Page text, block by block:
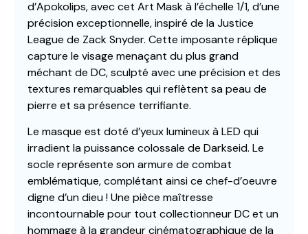
d’Apokolips, avec cet Art Mask à l’échelle 1/1, d’une
précision exceptionnelle, inspiré de la Justice
League de Zack Snyder. Cette imposante réplique
capture le visage menaçant du plus grand
méchant de DC, sculpté avec une précision et des
textures remarquables qui reflètent sa peau de
pierre et sa présence terrifiante.
Le masque est doté d’yeux lumineux à LED qui
irradient la puissance colossale de Darkseid. Le
socle représente son armure de combat
emblématique, complétant ainsi ce chef-d’oeuvre
digne d’un dieu ! Une pièce maîtresse
incontournable pour tout collectionneur DC et un
hommage à la grandeur cinématographique de la